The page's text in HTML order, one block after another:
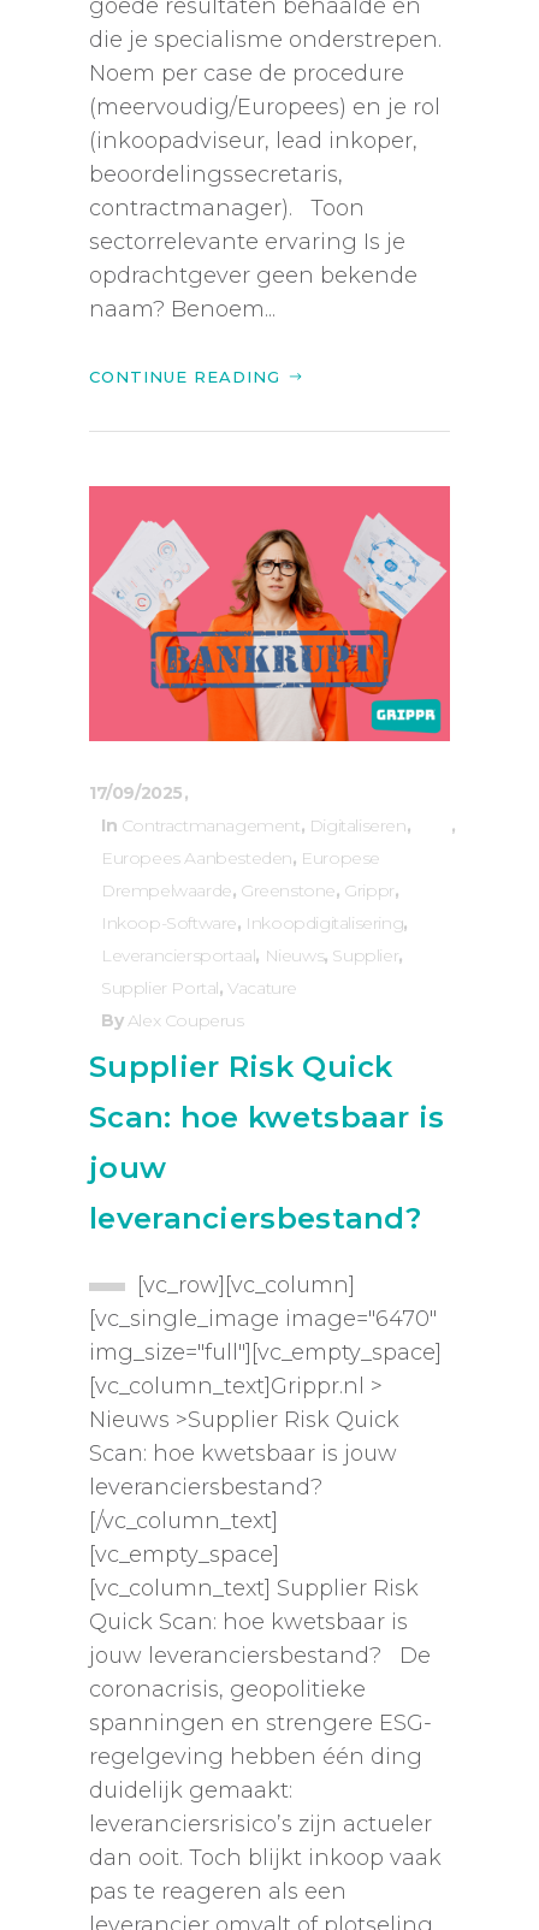
goede resultaten behaalde en
die je specialisme onderstrepen.
Noem per case de procedure
(meervoudig/Europees) en je rol
(inkoopadviseur, lead inkoper,
beoordelingssecretaris,
contractmanager). Toon
sectorrelevante ervaring Is je
opdrachtgever geen bekende
naam? Benoem...
CONTINUE READING
17/09/2025
In Contractmanagement, Digitaliseren,
Europees Aanbesteden, Europese
Drempelwaarde, Greenstone, Grippr,
Inkoop-Software, Inkoopdigitalisering,
Leveranciersportaal, Nieuws, Supplier,
Supplier Portal,Vacature
ByAlex Couperus
Supplier Risk Quick
Scan: hoe kwetsbaar is
jouw
leveranciersbestand?
[vc_row][vc_column]
[vc_single_image image="6470"
img_size="full"][vc_empty_space]
[vc_column_text]Grippr.nl >
Nieuws >Supplier Risk Quick
Scan: hoe kwetsbaar is jouw
leveranciersbestand?
[/vc_column_text]
[vc_empty_space]
[vc_column_text] Supplier Risk
Quick Scan: hoe kwetsbaar is
jouw leveranciersbestand? De
coronacrisis, geopolitieke
spanningen en strengere ESG-
regelgeving hebben één ding
duidelijk gemaakt:
leveranciersrisico’s zijn actueler
dan ooit. Toch blijkt inkoop vaak
pas te reageren als een